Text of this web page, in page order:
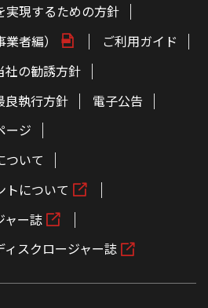
実現するための方針
者編）
ご利用ガイド
社の勧誘方針
良執行方針
電子公告
ージ
ついて
トについて
ャー誌
スクロージャー誌